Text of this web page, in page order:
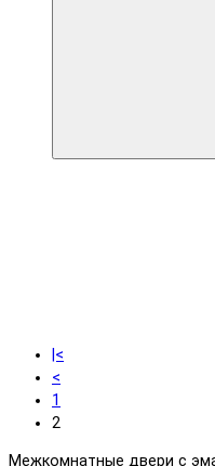
|<
<
1
2
Межкомнатные двери с